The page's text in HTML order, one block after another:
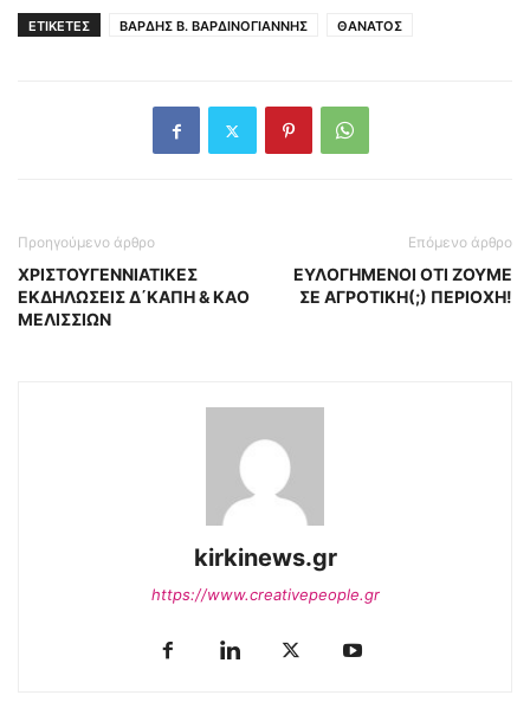
ΕΤΙΚΕΤΕΣ ΒΑΡΔΗΣ Β. ΒΑΡΔΙΝΟΓΙΑΝΝΗΣ ΘΑΝΑΤΟΣ
Προηγούμενο άρθρο
ΧΡΙΣΤΟΥΓΕΝΝΙΑΤΙΚΕΣ
ΕΚΔΗΛΩΣΕΙΣ Δ΄ΚΑΠΗ & ΚΑΟ
ΜΕΛΙΣΣΙΩΝ
Επόμενο άρθρο
ΕΥΛΟΓΗΜΕΝΟΙ ΟΤΙ ΖΟΥΜΕ
ΣΕ ΑΓΡΟΤΙΚΗ(;) ΠΕΡΙΟΧΗ!
kirkinews.gr
https://www.creativepeople.gr